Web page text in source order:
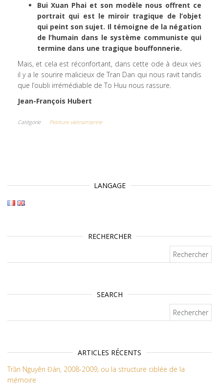
Bui Xuan Phai et son modèle nous offrent ce
portrait qui est le miroir tragique de l’objet
qui peint son sujet. Il témoigne de la négation
de l’humain dans le système communiste qui
termine dans une tragique bouffonnerie.
Mais, et cela est réconfortant, dans cette ode à deux vies
il y a le sourire malicieux de Tran Dan qui nous ravit tandis
que l’oubli irrémédiable de To Huu nous rassure.
Jean-François Hubert
Catégorie Peinture vietnamienne
LANGAGE
RECHERCHER
SEARCH
ARTICLES RÉCENTS
Trần Nguyên Đán, 2008-2009, ou la structure ciblée de la
mémoire